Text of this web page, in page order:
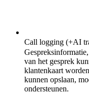
Call logging (+AI
van het gesprek
klantenkaart
kunnen opslaan,
ondersteunen.